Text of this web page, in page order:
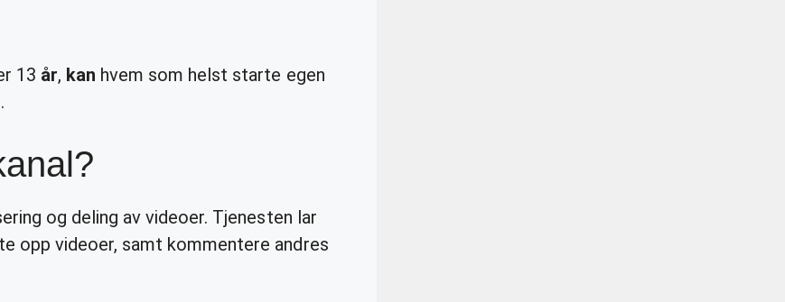
13 år, kan hvem som helst starte egen
og deling av videoer. Tjenesten lar
opp videoer, samt kommentere andres